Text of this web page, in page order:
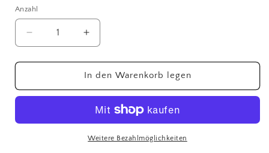
Anzahl
Anzahl
Verringere
die
Menge
Showtec
1500
Erhöhe
die
Menge
für
Showtec
1500
Fogger
In den Warenkorb legen
Weitere Bezahlmöglichkeiten